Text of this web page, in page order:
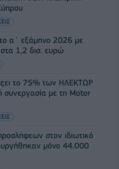
α΄ εξάμηνο 2026 με
1,2 δισ. ευρώ
το 75% των ΗΛΕΚΤΩΡ
συνεργασία με τη Motor
στον ιδιωτικό
μόνο 44.000